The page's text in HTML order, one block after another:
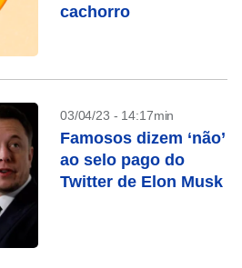
cachorro
03/04/23 - 14:17min
Famosos dizem ‘não’
ao selo pago do
Twitter de Elon Musk